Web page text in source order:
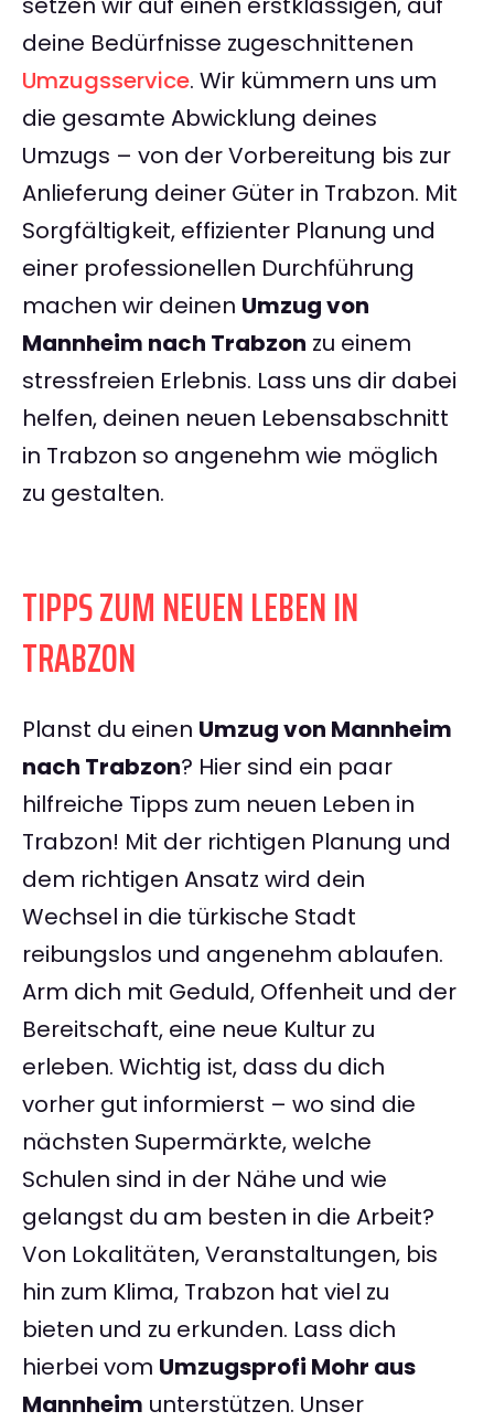
deine Bedürfnisse zugeschnittenen
Umzugsservice. Wir kümmern uns um
die gesamte Abwicklung deines
Umzugs – von der Vorbereitung bis zur
Anlieferung deiner Güter in Trabzon. Mit
Sorgfältigkeit, effizienter Planung und
einer professionellen Durchführung
machen wir deinen Umzug von
Mannheim nach Trabzon zu einem
stressfreien Erlebnis. Lass uns dir dabei
helfen, deinen neuen Lebensabschnitt
in Trabzon so angenehm wie möglich
zu gestalten.
TIPPS ZUM NEUEN LEBEN IN
TRABZON
Planst du einen Umzug von Mannheim
nach Trabzon? Hier sind ein paar
hilfreiche Tipps zum neuen Leben in
Trabzon! Mit der richtigen Planung und
dem richtigen Ansatz wird dein
Wechsel in die türkische Stadt
reibungslos und angenehm ablaufen.
Arm dich mit Geduld, Offenheit und der
Bereitschaft, eine neue Kultur zu
erleben. Wichtig ist, dass du dich
vorher gut informierst – wo sind die
nächsten Supermärkte, welche
Schulen sind in der Nähe und wie
gelangst du am besten in die Arbeit?
Von Lokalitäten, Veranstaltungen, bis
hin zum Klima, Trabzon hat viel zu
bieten und zu erkunden. Lass dich
hierbei vom Umzugsprofi Mohr aus
Mannheim unterstützen. Unser